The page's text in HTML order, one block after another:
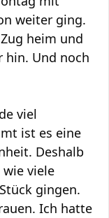
weiter ging.
heim und
hin. Und noch
viel
ist es eine
Deshalb
wie viele
gingen.
Ich hatte